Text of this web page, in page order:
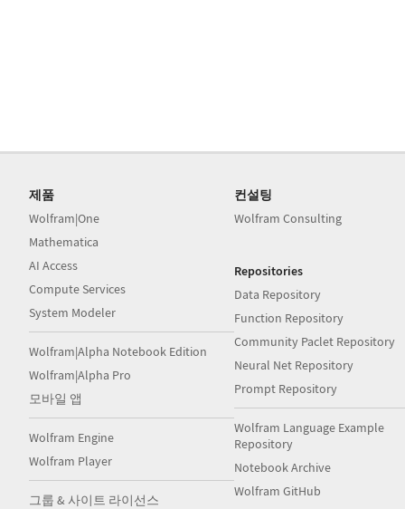
제품
Wolfram|One
Mathematica
AI Access
Compute Services
System Modeler
Wolfram|Alpha Notebook Edition
Wolfram|Alpha Pro
모바일 앱
Wolfram Engine
Wolfram Player
그룹 & 사이트 라이선스
컨설팅
Wolfram Consulting
Repositories
Data Repository
Function Repository
Community Paclet Repository
Neural Net Repository
Prompt Repository
Wolfram Language Example
Repository
Notebook Archive
Wolfram GitHub